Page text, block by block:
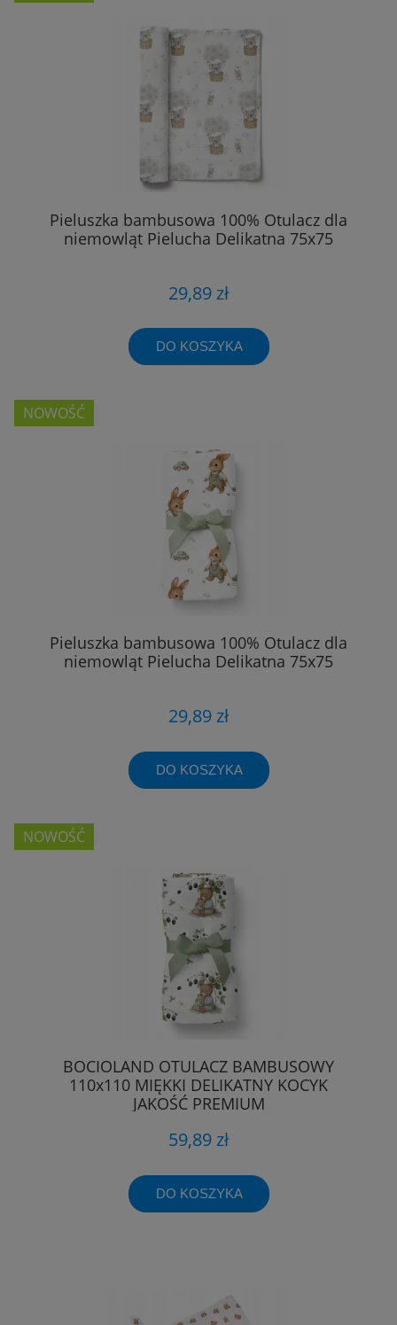
Pieluszka bambusowa 100% Otulacz dla
niemowląt Pielucha Delikatna 75x75
29,89 zł
DO KOSZYKA
Pieluszka bambusowa 100% Otulacz dla
niemowląt Pielucha Delikatna 75x75
29,89 zł
DO KOSZYKA
NOWOŚĆ
BOCIOLAND OTULACZ BAMBUSOWY
110x110 MIĘKKI DELIKATNY KOCYK
JAKOŚĆ PREMIUM
59,89 zł
DO KOSZYKA
NOWOŚĆ